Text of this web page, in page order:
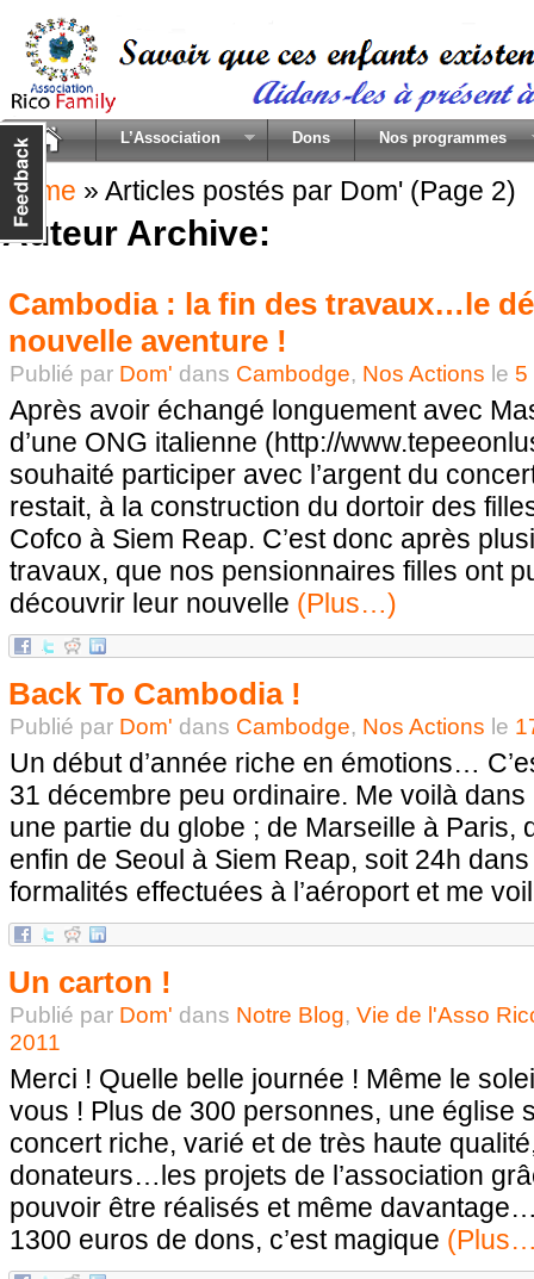
L’Association Dons Nos programmes
Home » Articles postés par Dom' (Page 2)
Auteur Archive:
Cambodia : la fin des travaux…le
nouvelle aventure !
Publié par Dom' dans Cambodge, Nos Actions le 5
Après avoir échangé longuement avec
d’une ONG italienne (http://
souhaité participer avec l’argent du
restait, à la construction du dortoir des
Cofco à Siem Reap. C’est donc après
travaux, que nos pensionnaires filles ont
découvrir leur nouvelle (Plus…)
Back To Cambodia !
Publié par Dom' dans Cambodge, Nos Actions le
Un début d’année riche en émotions…
31 décembre peu ordinaire. Me voilà
une partie du globe ; de Marseille à Paris,
enfin de Seoul à Siem Reap, soit 24h
formalités effectuées à l’aéroport et me
Un carton !
Publié par Dom' dans Notre Blog, Vie de l'Asso
2011
Merci ! Quelle belle journée ! Même le
vous ! Plus de 300 personnes, une église
concert riche, varié et de très haute
donateurs…les projets de l’association
pouvoir être réalisés et même
1300 euros de dons, c’est magique